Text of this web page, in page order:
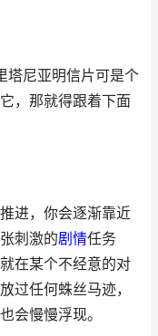
塔尼亚明信片可是个
，那就得跟着下面
进，你会逐渐靠近
刺激的剧情任务
在某个不经意的对
过任何蛛丝马迹，
会慢慢浮现。